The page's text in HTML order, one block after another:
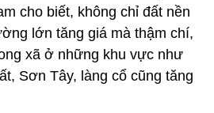
cho biết, không chỉ đất nền
lớn tăng giá mà thậm chí,
xã ở những khu vực như
Sơn Tây, làng cổ cũng tăng